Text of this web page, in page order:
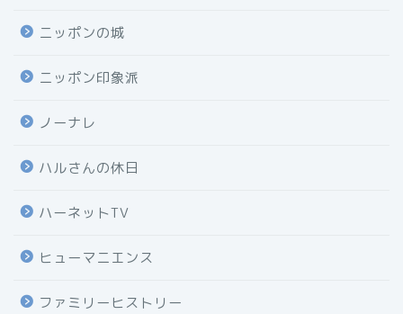
ニッポンの城
ニッポン印象派
ノーナレ
ハルさんの休日
ハーネットTV
ヒューマニエンス
ファミリーヒストリー